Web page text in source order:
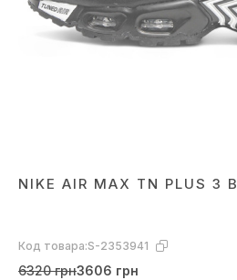
NIKE AIR MAX TN PLUS 3
Код товара:S-2353941
6320 грн3606 грн